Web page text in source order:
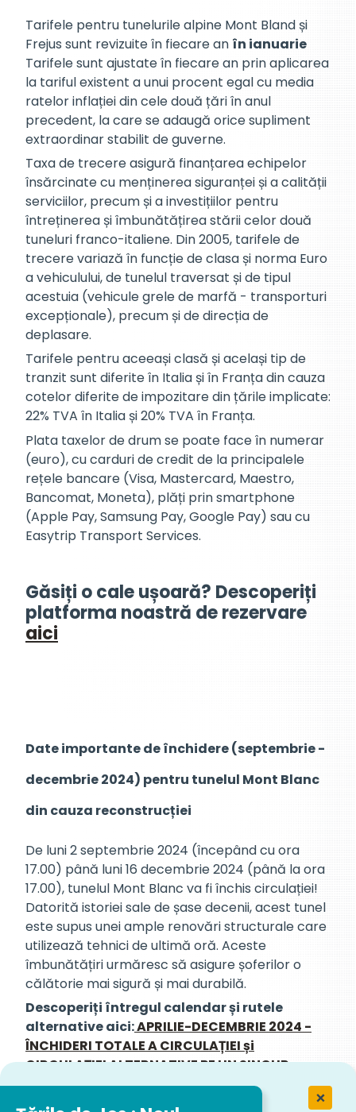
Tarifele pentru tunelurile alpine Mont Bland și
Frejus sunt revizuite în fiecare an în ianuarie
Tarifele sunt ajustate în fiecare an prin aplicarea
la tariful existent a unui procent egal cu media
ratelor inflației din cele două țări în anul
precedent, la care se adaugă orice supliment
extraordinar stabilit de guverne.
Taxa de trecere asigură finanțarea echipelor
însărcinate cu menținerea siguranței și a calității
serviciilor, precum și a investițiilor pentru
întreținerea și îmbunătățirea stării celor două
tuneluri franco-italiene. Din 2005, tarifele de
trecere variază în funcție de clasa și norma Euro
a vehiculului, de tunelul traversat și de tipul
acestuia (vehicule grele de marfă - transporturi
excepționale), precum și de direcția de
deplasare.
Tarifele pentru aceeași clasă și același tip de
tranzit sunt diferite în Italia și în Franța din cauza
cotelor diferite de impozitare din țările implicate:
22% TVA în Italia și 20% TVA în Franța.
Plata taxelor de drum se poate face în numerar
(euro), cu carduri de credit de la principalele
rețele bancare (Visa, Mastercard, Maestro,
Bancomat, Moneta), plăți prin smartphone
(Apple Pay, Samsung Pay, Google Pay) sau cu
Easytrip Transport Services.
Găsiți o cale ușoară? Descoperiți
platforma noastră de rezervare
aici
Date importante de închidere (septembrie -
decembrie 2024) pentru tunelul Mont Blanc
din cauza reconstrucției
De luni 2 septembrie 2024 (începând cu ora
17.00) până luni 16 decembrie 2024 (până la ora
17.00), tunelul Mont Blanc va fi închis circulației!
Datorită istoriei sale de șase decenii, acest tunel
este supus unei ample renovări structurale care
utilizează tehnici de ultimă oră. Aceste
îmbunătățiri urmăresc să asigure șoferilor o
călătorie mai sigură și mai durabilă.
Descoperiți întregul calendar și rutele
alternative aici:APRILIE-DECEMBRIE 2024 -
ÎNCHIDERI TOTALE A CIRCULAȚIEI și
CIRCULAȚIEI ALTERNATIVE PE UN SINGUR
CIRCULAȚIE | Mont Blanc (tunnelmb.net)
Planificați-vă călătoriile în avans cu